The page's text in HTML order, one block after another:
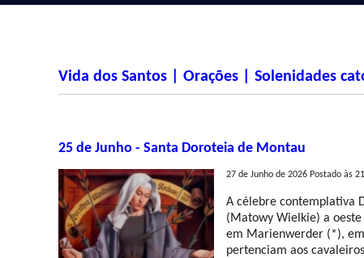
Vida dos Santos | Orações | Solenidades
25 de Junho - Santa Doroteia de Montau
27 de Junho de 2026 Postado às
A célebre contemplativa
(Matowy Wielkie) a
em Marienwerder (*),
pertenciam aos